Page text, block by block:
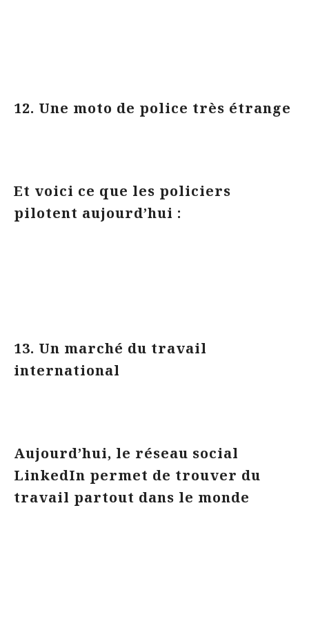
12. Une moto de police très étrange
Et voici ce que les policiers
pilotent aujourd’hui :
13. Un marché du travail
international
Aujourd’hui, le réseau social
LinkedIn permet de trouver du
travail partout dans le monde